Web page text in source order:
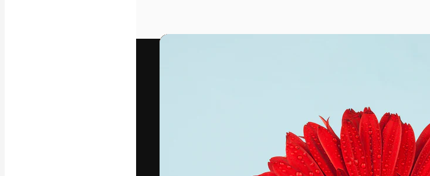
Vídeos
La plataforma creativa para dirigir tu mejor
trabajo. Más de un millón de suscriptores
entre creativos, empresas, agencias y
Spaces
Asistente de IA
Generador de
imágenes
Generador de